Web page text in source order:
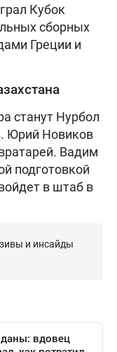
Кубок
сборных
Греции и
станут Нурбол
Юрий Новиков
Вадим
подготовкой
в штаб в
и инсайды